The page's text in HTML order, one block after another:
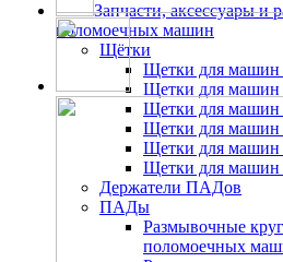
Запчасти, аксессуары и
поломоечных машин
Щётки
Щетки для машин
Щетки для машин
Щетки для машин
Щетки для машин
Щетки для машин
Щетки для машин
Держатели ПАДов
ПАДы
Размывочные
поломоечных